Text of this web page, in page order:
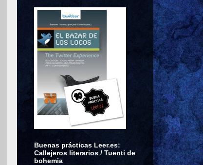
Buenas prácticas Leer.es:
Callejeros literarios / Tuenti de
bohemia